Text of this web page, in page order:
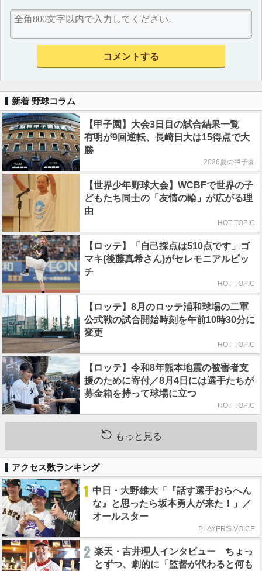
新着 野球コラム
【甲子園】大会3日目の試合結果一覧
有明が9回逆転、長崎日大は15得点で大
勝
2026夏の甲子園
【世界少年野球大会】WCBFで世界の子
どもたち同士の「友情の輪」が広がる理
由
HOT TOPIC
【ロッテ】「自己採点は510点です」ゴ
マキ(後藤真希さん)がセレモニアルピッ
チ
HOT TOPIC
【ロッテ】8月のロッテ浦和球場の二軍
公式戦の試合開始時刻を午前10時30分に
変更
HOT TOPIC
【ロッテ】令和8年熊本地震の被害者支
援のために寄付／8月4日には選手たちが
募金箱を持って球場に立つ
HOT TOPIC
もっと見る
アクセス数ランキング
1 中日・大野雄大「『話す選手おらへん
な』と思ったら坂本勇人が来た！」／
オールスター
PLAYER'S VOICE
2 楽天・吉井理人インタビュー ちょっ
とずつ、劇的に「監督が代わると何も